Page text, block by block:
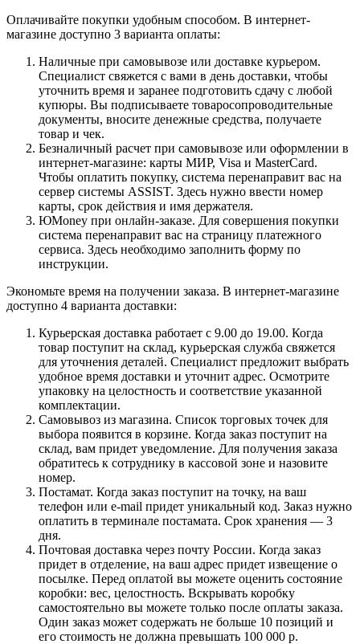
Оплачивайте покупки удобным способом. В интернет-
магазине доступно 3 варианта оплаты:
Наличные при самовывозе или доставке курьером.
Специалист свяжется с вами в день доставки, чтобы
уточнить время и заранее подготовить сдачу с любой
купюры. Вы подписываете товаросопроводительные
документы, вносите денежные средства, получаете
товар и чек.
Безналичный расчет при самовывозе или оформлении в
интернет-магазине: карты МИР, Visa и MasterCard.
Чтобы оплатить покупку, система перенаправит вас на
сервер системы ASSIST. Здесь нужно ввести номер
карты, срок действия и имя держателя.
ЮMoney при онлайн-заказе. Для совершения покупки
система перенаправит вас на страницу платежного
сервиса. Здесь необходимо заполнить форму по
инструкции.
Экономьте время на получении заказа. В интернет-магазине
доступно 4 варианта доставки:
Курьерская доставка работает с 9.00 до 19.00. Когда
товар поступит на склад, курьерская служба свяжется
для уточнения деталей. Специалист предложит выбрать
удобное время доставки и уточнит адрес. Осмотрите
упаковку на целостность и соответствие указанной
комплектации.
Самовывоз из магазина. Список торговых точек для
выбора появится в корзине. Когда заказ поступит на
склад, вам придет уведомление. Для получения заказа
обратитесь к сотруднику в кассовой зоне и назовите
номер.
Постамат. Когда заказ поступит на точку, на ваш
телефон или e-mail придет уникальный код. Заказ нужно
оплатить в терминале постамата. Срок хранения — 3
дня.
Почтовая доставка через почту России. Когда заказ
придет в отделение, на ваш адрес придет извещение о
посылке. Перед оплатой вы можете оценить состояние
коробки: вес, целостность. Вскрывать коробку
самостоятельно вы можете только после оплаты заказа.
Один заказ может содержать не больше 10 позиций и
его стоимость не должна превышать 100 000 р.